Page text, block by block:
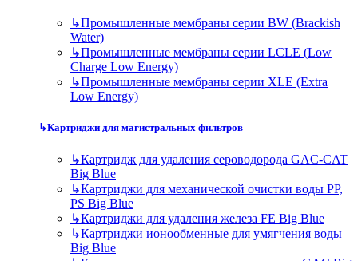
↳Промышленные мембраны серии BW (Brackish
Water)
↳Промышленные мембраны серии LCLE (Low
Charge Low Energy)
↳Промышленные мембраны серии XLE (Extra
Low Energy)
↳Картриджи для магистральных фильтров
↳Картридж для удаления сероводорода GAC-CAT
Big Blue
↳Картриджи для механической очистки воды PP,
PS Big Blue
↳Картриджи для удаления железа FE Big Blue
↳Картриджи ионообменные для умягчения воды
Big Blue